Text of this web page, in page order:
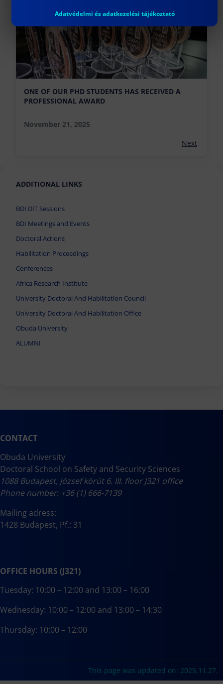
ONE OF OUR PHD STUDENTS HAS RECEIVED A
PROFESSIONAL AWARD
November 21, 2025
Next
ADDITIONAL LINKS
BDI DIT Sessions
BDI Meetings and Events
Doctoral Actions
Habilitation Proceedings
Conferences
Africa Research Institute
University Doctoral And Habilitation Council
University Doctoral And Habilitation Office
Obuda University
ALUMNI
CONTACT
Obuda University
Doctoral School on Safety and Security Sciences
1088 Budapest, József körút 6. III. floor J321 office
Phone number: +36 (1) 666-7139
Mailing adress:
1428 Budapest, Pf.: 31
OFFICE HOURS (J321)
Tuesday: 10:00 – 12:00 and 13:00 – 16:00
Wednesday: 10:00 – 12:00 and 13:00 – 14:30
Thursday: 10:00 – 12:00
Adatvédelmi és adatkezelési tájékoztató
This page was updated on: 2025.11.27.